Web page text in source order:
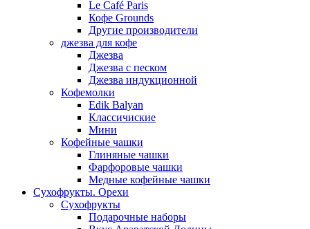
Le Café Paris
Кофе Grounds
Другие производители
джезва для кофе
Джезва
Джезва с песком
Джезва индукционной
Кофемолки
Edik Balyan
Классичиские
Мини
Кофейные чашки
Глиняные чашки
Фарфоровые чашки
Медные кофейные чашки
Сухофрукты. Орехи
Сухофрукты
Подарочные наборы